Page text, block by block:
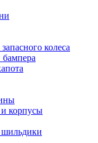
колеса
бампера
и корпусы